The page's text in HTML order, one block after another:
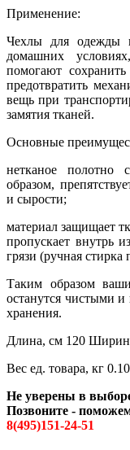
Применение:
Чехлы для одежды
домашних
помогают
предотвратить
вещь при
замятия тканей.
Основные
нетканое полотно
образом,
и сырости;
материал защищает
пропускает внутрь
грязи (ручная
Таким образом
останутся чистыми
хранения.
Длина, см 120
Вес ед. товара, кг
Не уверены в
Позвоните -
8(495)151-24-51